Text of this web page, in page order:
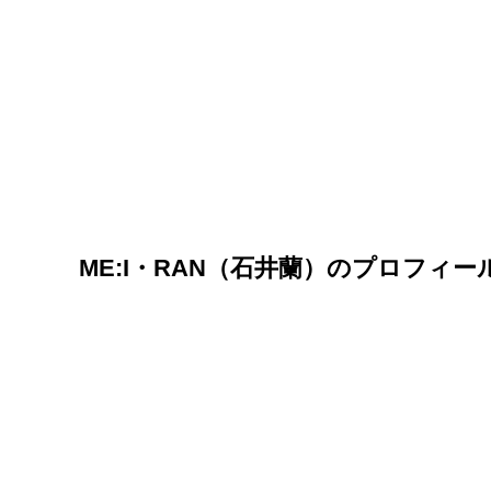
ME:I・RAN（石井蘭）のプロフィー